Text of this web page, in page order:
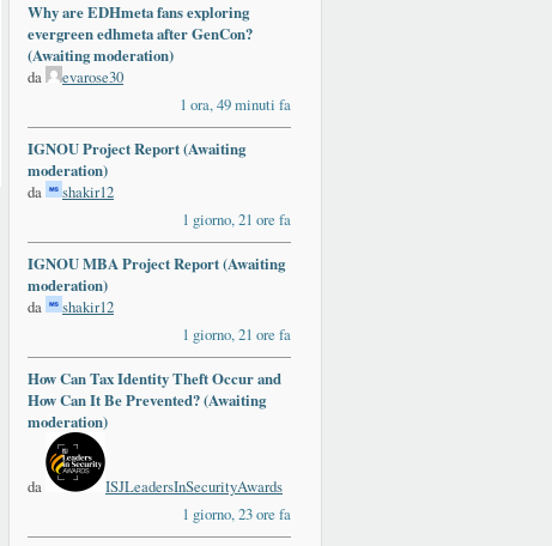
Why are EDHmeta fans exploring
evergreen edhmeta after GenCon?
(Awaiting moderation)
da
evarose30
1 ora, 49 minuti fa
IGNOU Project Report (Awaiting
moderation)
da
shakir12
1 giorno, 21 ore fa
IGNOU MBA Project Report (Awaiting
moderation)
da
shakir12
1 giorno, 21 ore fa
How Can Tax Identity Theft Occur and
How Can It Be Prevented? (Awaiting
moderation)
da
ISJLeadersInSecurityAwards
1 giorno, 23 ore fa